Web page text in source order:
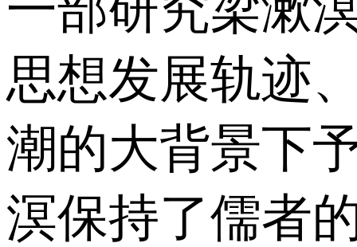
思想发展轨迹
潮的大背景下
溟保持了儒者